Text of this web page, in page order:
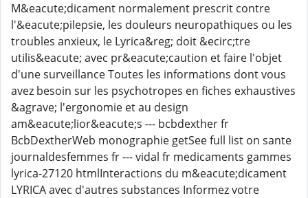
M&eacute;dicament normalement prescrit contre
l'&eacute;pilepsie, les douleurs neuropathiques ou les
troubles anxieux, le Lyrica&reg; doit &ecirc;tre
utilis&eacute; avec pr&eacute;caution et faire l'objet
d'une surveillance Toutes les informations dont vous
avez besoin sur les psychotropes en fiches exhaustives
&agrave; l'ergonomie et au design
am&eacute;lior&eacute;s --- bcbdexther fr
BcbDextherWeb monographie getSee full list on sante
journaldesfemmes fr --- vidal fr medicaments gammes
lyrica-27120 htmlInteractions du m&eacute;dicament
LYRICA avec d'autres substances Informez votre